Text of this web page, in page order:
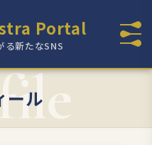
Portal
る新たなSNS
ール